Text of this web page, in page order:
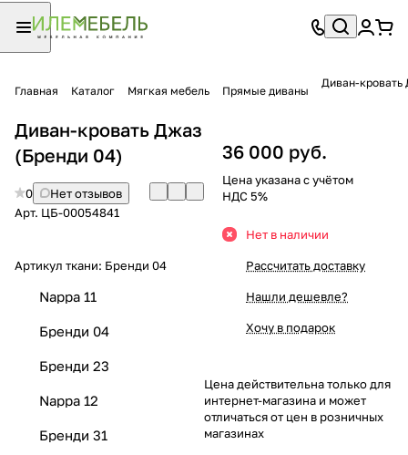
Главная Каталог Мягкая мебель Прямые диваны
Диван-кровать
Диван-кровать Джаз
(Бренди 04)
0
Нет отзывов
Арт. ЦБ-00054841
Артикул ткани: Бренди 04
Nappa 11
Бренди 04
Бренди 23
Nappa 12
Бренди 31
36 000 руб.
Цена указана с учётом
НДС 5%
Нет в наличии
Рассчитать доставку
Нашли дешевле?
Хочу в подарок
Цена действительна только для
интернет-магазина и может
отличаться от цен в розничных
магазинах